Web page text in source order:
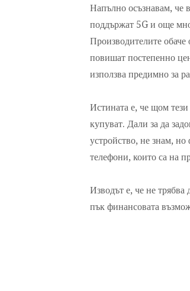
Напълно осъзнавам, че
поддържат 5G и още
Производителите
повишат постепенно
използва предимно за
Истината е, че щом
купуват. Дали за да
устройство, не знам,
телефони, които са на
Изводът е, че не
пък финансовата